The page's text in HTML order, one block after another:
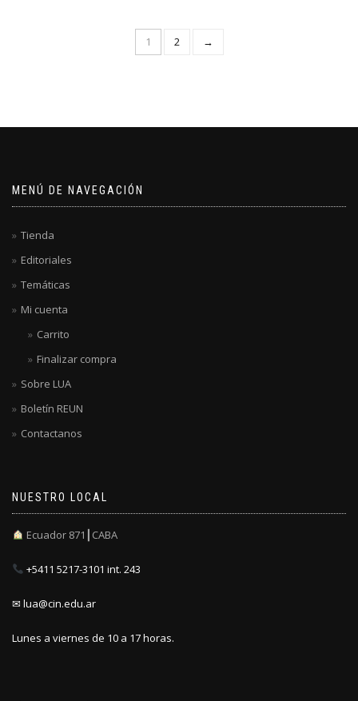
1 2 →
MENÚ DE NAVEGACIÓN
Tienda
Editoriales
Temáticas
Mi cuenta
Carrito
Finalizar compra
Sobre LUA
Boletín REUN
Contactanos
NUESTRO LOCAL
Ecuador 871┃CABA
+5411 5217-3101 int. 243
✉ lua@cin.edu.ar
Lunes a viernes de 10 a 17 horas.